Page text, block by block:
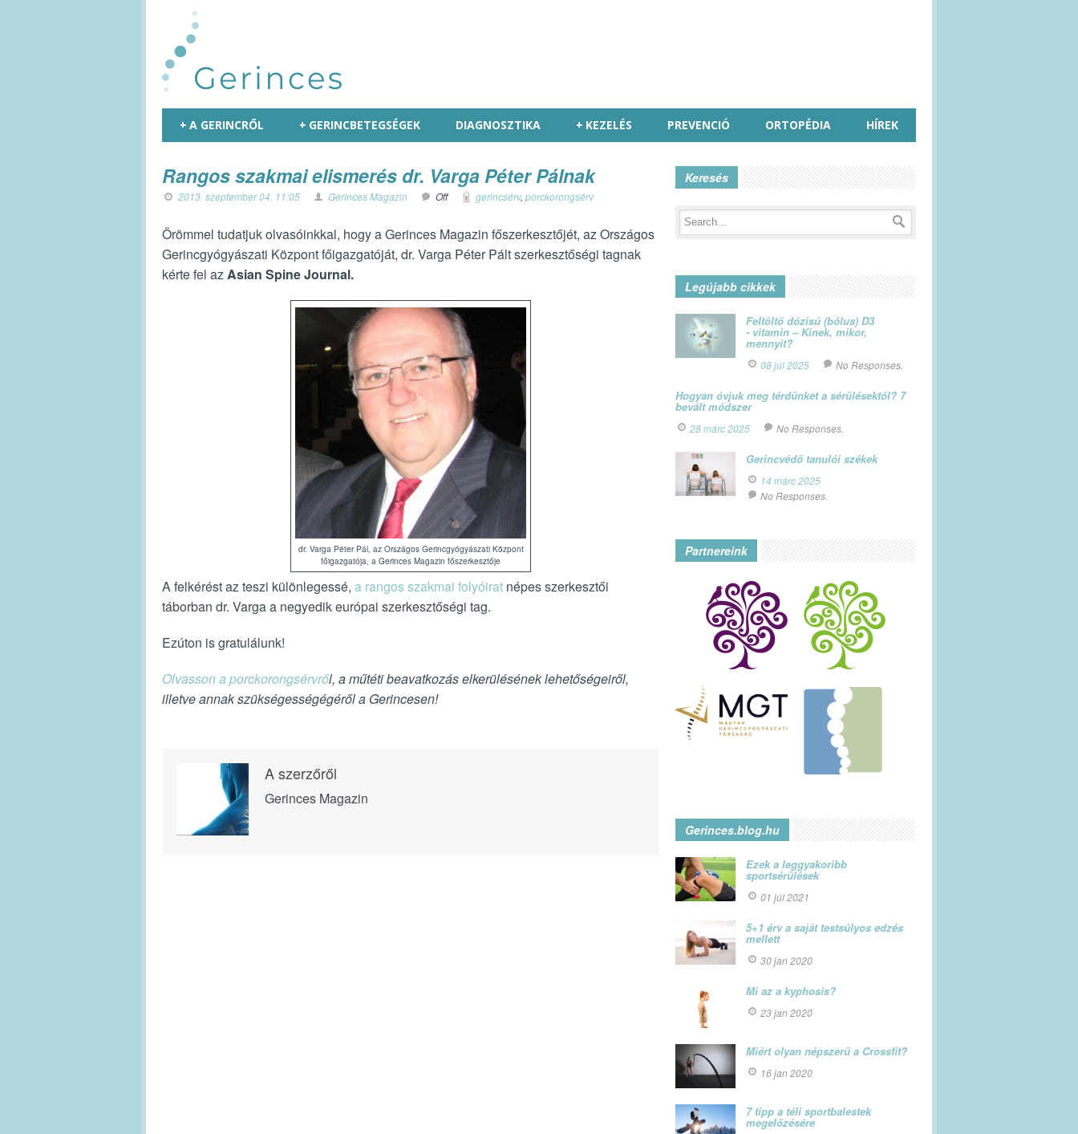
A GERINCRŐL
+ GERINCBETEGSÉGEK
+ DIAGNOSZTIKA KEZELÉS
+ PREVENCIÓ ORTOPÉDIA HÍREK
Rangos szakmai elismerés dr. Varga Péter Pálnak
2013. szeptember 04. 11:05 Gerinces Magazin Off gerincsérv, porckorongsérv
Örömmel tudatjuk olvasóinkkal, hogy a Gerinces Magazin főszerkesztőjét, az Országos
Gerincgyógyászati Központ főigazgatóját, dr. Varga Péter Pált szerkesztőségi tagnak
kérte fel azAsian Spine Journal.
dr. Varga Péter Pál, az Országos Gerincgyógyászati Központ
főigazgatója, a Gerinces Magazin főszerkesztője
A felkérést az teszi különlegessé, a rangos szakmai folyóirat népes szerkesztői
táborban dr. Varga a negyedik európai szerkesztőségi tag.
Ezúton is gratulálunk!
Olvasson a porckorongsérvről, a műtéti beavatkozás elkerülésének lehetőségeiről,
illetve annak szükségességégéről a Gerincesen!
A szerzőről
Gerinces Magazin
Keresés
Legújabb cikkek
Feltöltő dózisú (bólus) D3
- vitamin – Kinek, mikor,
mennyit?
08 júl 2025 No Responses.
Hogyan óvjuk meg térdünket a sérülésektől? 7
bevált módszer
28 márc 2025 No Responses.
Gerincvédő tanulói székek
14 márc 2025
No Responses.
Partnereink
Gerinces.blog.hu
Ezek a leggyakoribb
sportsérülések
01 júl 2021
5+1 érv a saját testsúlyos edzés
mellett
30 jan 2020
Mi az a kyphosis?
23 jan 2020
Miért olyan népszerű a Crossfit?
16 jan 2020
7 tipp a téli sportbalestek
megelőzésére